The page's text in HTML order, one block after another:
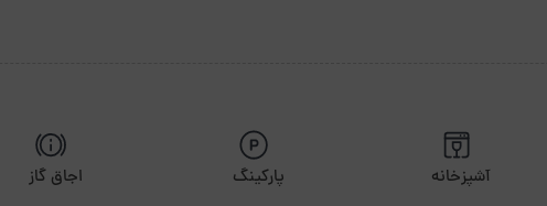
آشپزخانه پارکینگ اجاق گاز